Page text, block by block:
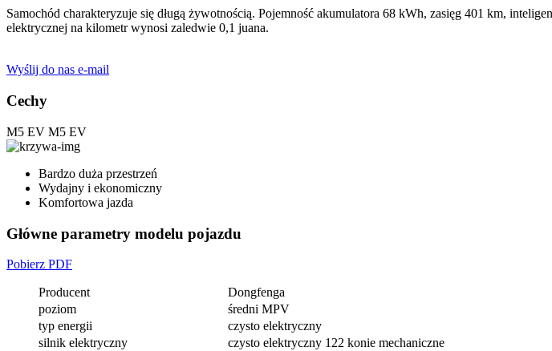
Samochód charakteryzuje się długą żywotnością. Pojemność akumulatora 68 kWh, zasięg 401 km,
elektrycznej na kilometr wynosi zaledwie 0,1 juana.
Wyślij do nas e-mail
Cechy
M5 EV M5 EV
Bardzo duża przestrzeń
Wydajny i ekonomiczny
Komfortowa jazda
Główne parametry modelu pojazdu
Pobierz PDF
Producent
Dongfenga
poziom
średni MPV
typ energii
czysto elektryczny
silnik elektryczny
czysto elektryczny 122 konie mechaniczne